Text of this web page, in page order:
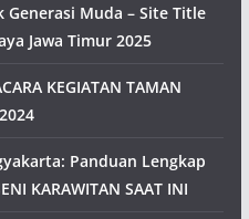
Muda – Site Title
Jawa Timur 2025
KEGIATAN TAMAN
Panduan Lengkap
KARAWITAN SAAT INI